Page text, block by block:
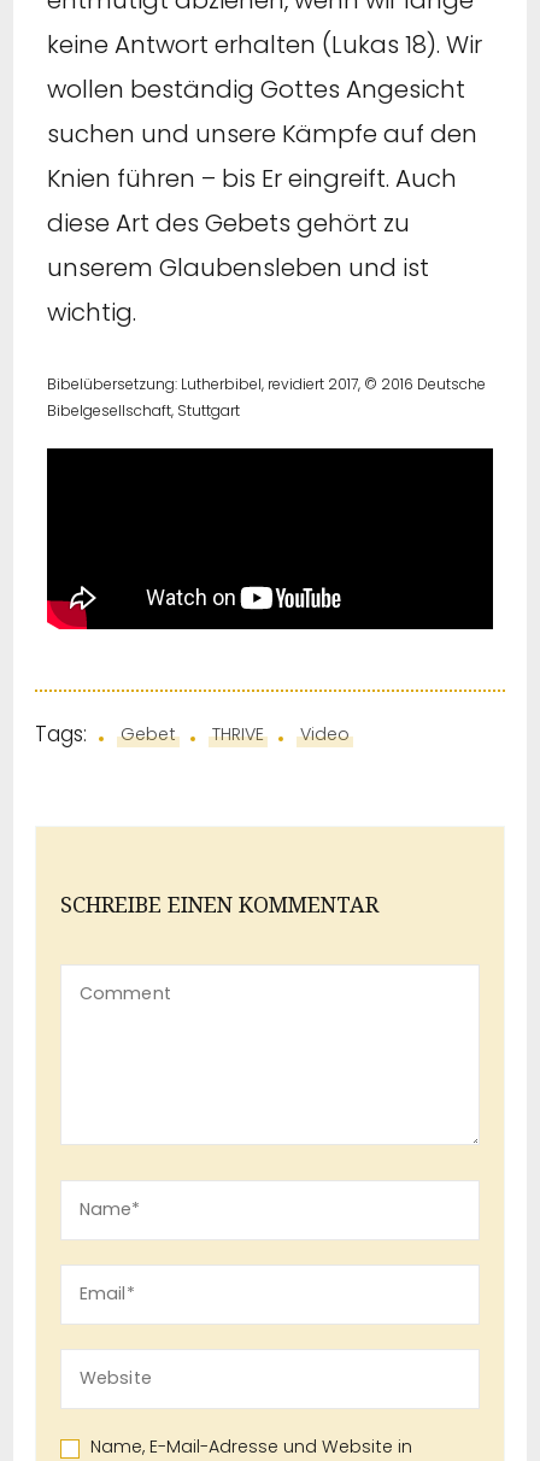
keine Antwort erhalten (Lukas 18). Wir
wollen beständig Gottes Angesicht
suchen und unsere Kämpfe auf den
Knien führen – bis Er eingreift. Auch
diese Art des Gebets gehört zu
unserem Glaubensleben und ist
wichtig.
Bibelübersetzung: Lutherbibel, revidiert 2017, © 2016 Deutsche
Bibelgesellschaft, Stuttgart
Tags: Gebet THRIVE Video
SCHREIBE EINEN KOMMENTAR
Name, E-Mail-Adresse und Website in